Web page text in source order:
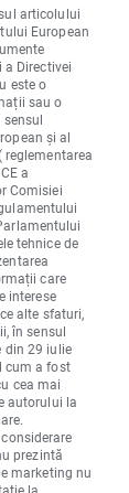
articolului
European
Directivei
este o
sau o
și al
a
Comisiei
tehnice de
care
interese
alte sfaturi,
în sensul
din 29 iulie
cum a fost
cea mai
autorului la
prezintă
marketing nu